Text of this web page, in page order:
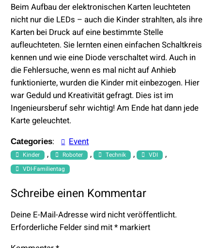
Beim Aufbau der elektronischen Karten leuchteten
nicht nur die LEDs – auch die Kinder strahlten, als ihre
Karten bei Druck auf eine bestimmte Stelle
aufleuchteten. Sie lernten einen einfachen Schaltkreis
kennen und wie eine Diode verschaltet wird. Auch in
die Fehlersuche, wenn es mal nicht auf Anhieb
funktionierte, wurden die Kinder mit einbezogen. Hier
war Geduld und Kreativität gefragt. Dies ist im
Ingenieursberuf sehr wichtig! Am Ende hat dann jede
Karte geleuchtet.
Categories: Event
Kinder , Roboter , Technik , VDI ,
VDI-Familientag
Schreibe einen Kommentar
Deine E-Mail-Adresse wird nicht veröffentlicht.
Erforderliche Felder sind mit* markiert